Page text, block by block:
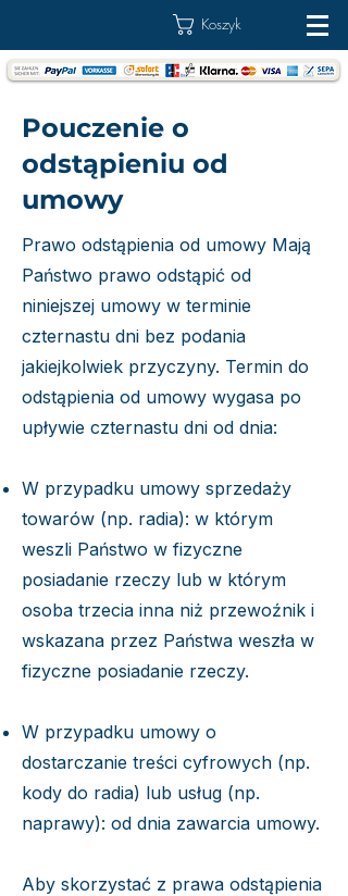
Koszyk
Pouczenie o
odstąpieniu od
umowy
Prawo odstąpienia od umowy Mają
Państwo prawo odstąpić od
niniejszej umowy w terminie
czternastu dni bez podania
jakiejkolwiek przyczyny. Termin do
odstąpienia od umowy wygasa po
upływie czternastu dni od dnia:
W przypadku umowy sprzedaży
towarów (np. radia): w którym
weszli Państwo w fizyczne
posiadanie rzeczy lub w którym
osoba trzecia inna niż przewoźnik i
wskazana przez Państwa weszła w
fizyczne posiadanie rzeczy.
W przypadku umowy o
dostarczanie treści cyfrowych (np.
kody do radia) lub usług (np.
naprawy): od dnia zawarcia umowy.
Aby skorzystać z prawa odstąpienia